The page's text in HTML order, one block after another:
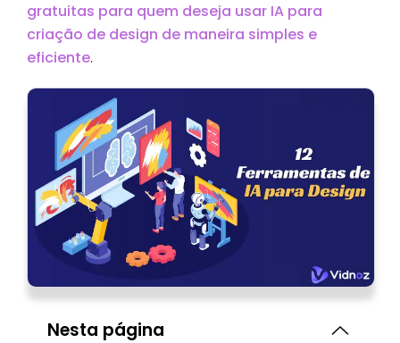
gratuitas para quem deseja usar IA para
criação de design de maneira simples e
eficiente.
Nesta página